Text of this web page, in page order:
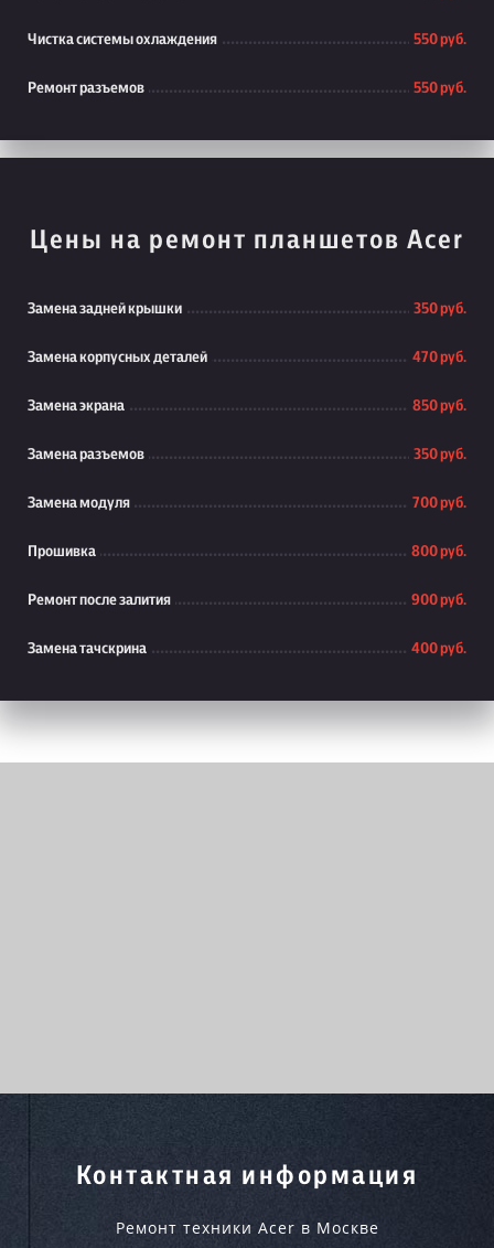
Чистка системы охлаждения 550 руб.
Ремонт разъемов 550 руб.
Цены на ремонт планшетов Acer
Замена задней крышки 350 руб.
Замена корпусных деталей 470 руб.
Замена экрана 850 руб.
Замена разъемов 350 руб.
Замена модуля 700 руб.
Прошивка 800 руб.
Ремонт после залития 900 руб.
Замена тачскрина 400 руб.
Контактная информация
Ремонт техники Acer в Москве